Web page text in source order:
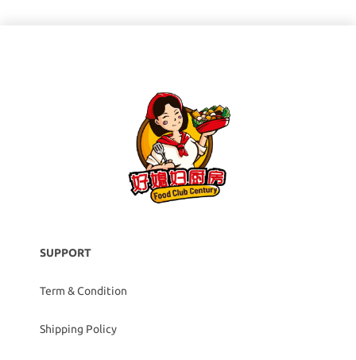
SUPPORT
Term & Condition
Shipping Policy